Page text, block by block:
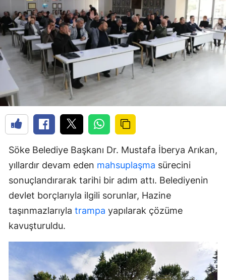
Söke Belediye Başkanı Dr. Mustafa İberya Arıkan,
yıllardır devam eden mahsuplaşma sürecini
sonuçlandırarak tarihi bir adım attı. Belediyenin
devlet borçlarıyla ilgili sorunlar, Hazine
taşınmazlarıyla trampa yapılarak çözüme
kavuşturuldu.